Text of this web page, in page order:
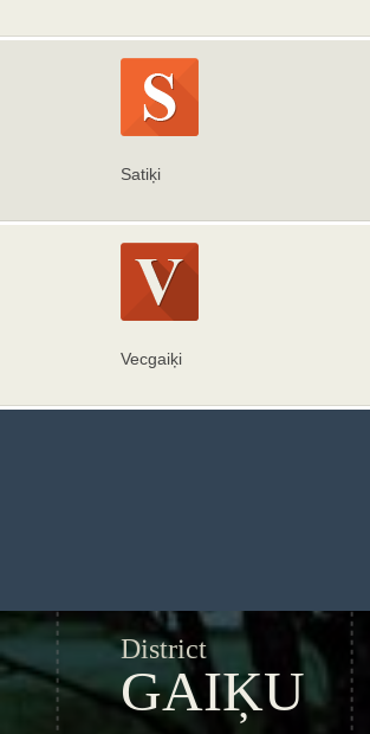
Satiķi
Vecgaiķi
District
GAIĶU